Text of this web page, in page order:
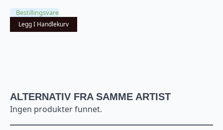
pris
var:
pris
er:
Bestillingsvare
Legg I Handlekurv
ALTERNATIV FRA SAMME ARTIST
Ingen produkter funnet.